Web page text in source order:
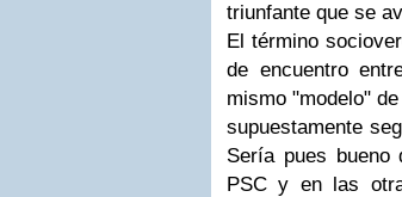
triunfante que se
El término
de encuentro
mismo "modelo"
supuestamente
Sería pues
PSC y en las